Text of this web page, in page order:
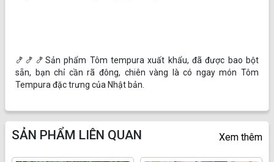
🍤🍤🍤Sản phẩm Tôm tempura xuất khẩu, đã được bao bột
sẵn, bạn chỉ cần rã đông, chiên vàng là có ngay món Tôm
Tempura đặc trưng của Nhật bản.
SẢN PHẨM LIÊN QUAN Xem thêm